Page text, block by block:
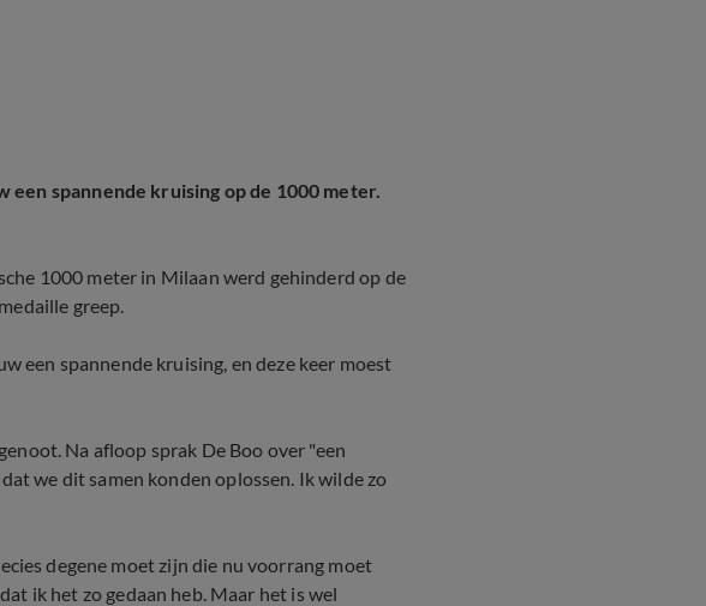
spannende kruising op de 1000 meter.
1000 meter in Milaan werd gehinderd op de
greep.
een spannende kruising, en deze keer moest
Na afloop sprak De Boo over "een
we dit samen konden oplossen. Ik wilde zo
degene moet zijn die nu voorrang moet
ik het zo gedaan heb. Maar het is wel